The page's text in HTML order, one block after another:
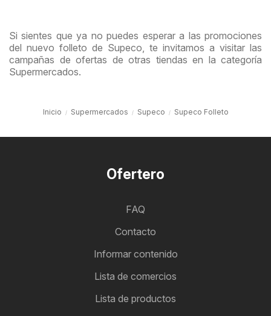
Si sientes que ya no puedes esperar a las promociones
del nuevo folleto de Supeco, te invitamos a visitar las
campañas de ofertas de otras tiendas en la categoría
Supermercados.
Inicio Supermercados Supeco Supeco Folleto
Ofertero
FAQ
Contacto
Informar contenido
Lista de comercios
Lista de productos